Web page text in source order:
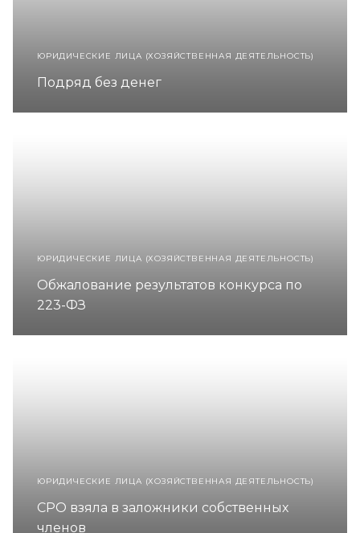
ЮРИДИЧЕСКИЕ ЛИЦА (ХОЗЯЙСТВЕННАЯ ДЕЯТЕЛЬНОСТЬ)
Подряд без денег
ЮРИДИЧЕСКИЕ ЛИЦА (ХОЗЯЙСТВЕННАЯ ДЕЯТЕЛЬНОСТЬ)
Обжалование результатов конкурса по
223-ФЗ
ЮРИДИЧЕСКИЕ ЛИЦА (ХОЗЯЙСТВЕННАЯ ДЕЯТЕЛЬНОСТЬ)
СРО взяла в заложники собственных
членов